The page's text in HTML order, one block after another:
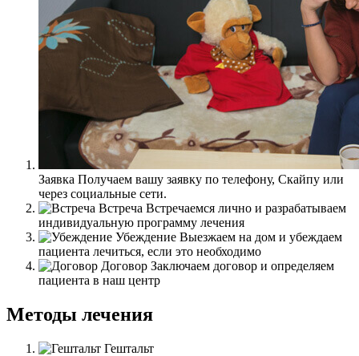
Заявка Получаем вашу заявку по телефону, Скайпу или
через социальные сети.
Встреча Встречаемся лично и разрабатываем
индивидуальную программу лечения
Убеждение Выезжаем на дом и убеждаем
пациента лечиться, если это необходимо
Договор Заключаем договор и определяем
пациента в наш центр
Методы лечения
Гештальт